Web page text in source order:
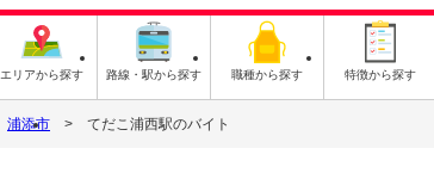
エリアから探す 路線・駅から探す 職種から探す 特徴から探す
浦添市 てだこ浦西駅のバイト